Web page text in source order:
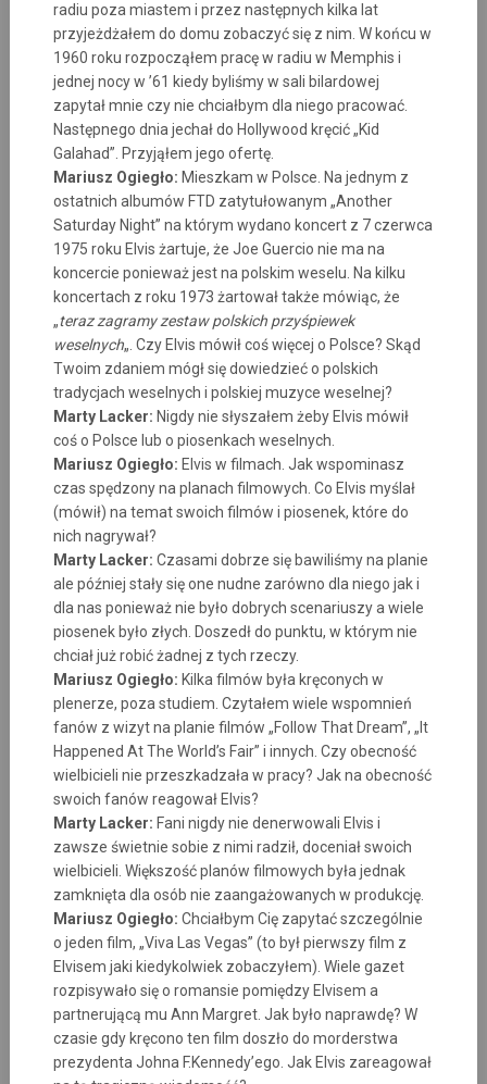
radiu poza miastem i przez następnych kilka lat
przyjeżdżałem do domu zobaczyć się z nim. W końcu w
1960 roku rozpocząłem pracę w radiu w Memphis i
jednej nocy w ’61 kiedy byliśmy w sali bilardowej
zapytał mnie czy nie chciałbym dla niego pracować.
Następnego dnia jechał do Hollywood kręcić „Kid
Galahad”. Przyjąłem jego ofertę.
Mariusz Ogiegło: Mieszkam w Polsce. Na jednym z
ostatnich albumów FTD zatytułowanym „Another
Saturday Night” na którym wydano koncert z 7 czerwca
1975 roku Elvis żartuje, że Joe Guercio nie ma na
koncercie ponieważ jest na polskim weselu. Na kilku
koncertach z roku 1973 żartował także mówiąc, że
„teraz zagramy zestaw polskich przyśpiewek
weselnych„. Czy Elvis mówił coś więcej o Polsce? Skąd
Twoim zdaniem mógł się dowiedzieć o polskich
tradycjach weselnych i polskiej muzyce weselnej?
Marty Lacker: Nigdy nie słyszałem żeby Elvis mówił
coś o Polsce lub o piosenkach weselnych.
Mariusz Ogiegło: Elvis w filmach. Jak wspominasz
czas spędzony na planach filmowych. Co Elvis myślał
(mówił) na temat swoich filmów i piosenek, które do
nich nagrywał?
Marty Lacker: Czasami dobrze się bawiliśmy na planie
ale później stały się one nudne zarówno dla niego jak i
dla nas ponieważ nie było dobrych scenariuszy a wiele
piosenek było złych. Doszedł do punktu, w którym nie
chciał już robić żadnej z tych rzeczy.
Mariusz Ogiegło: Kilka filmów była kręconych w
plenerze, poza studiem. Czytałem wiele wspomnień
fanów z wizyt na planie filmów „Follow That Dream”, „It
Happened At The World’s Fair” i innych. Czy obecność
wielbicieli nie przeszkadzała w pracy? Jak na obecność
swoich fanów reagował Elvis?
Marty Lacker: Fani nigdy nie denerwowali Elvis i
zawsze świetnie sobie z nimi radził, doceniał swoich
wielbicieli. Większość planów filmowych była jednak
zamknięta dla osób nie zaangażowanych w produkcję.
Mariusz Ogiegło: Chciałbym Cię zapytać szczególnie
o jeden film, „Viva Las Vegas” (to był pierwszy film z
Elvisem jaki kiedykolwiek zobaczyłem). Wiele gazet
rozpisywało się o romansie pomiędzy Elvisem a
partnerującą mu Ann Margret. Jak było naprawdę? W
czasie gdy kręcono ten film doszło do morderstwa
prezydenta Johna F.Kennedy’ego. Jak Elvis zareagował